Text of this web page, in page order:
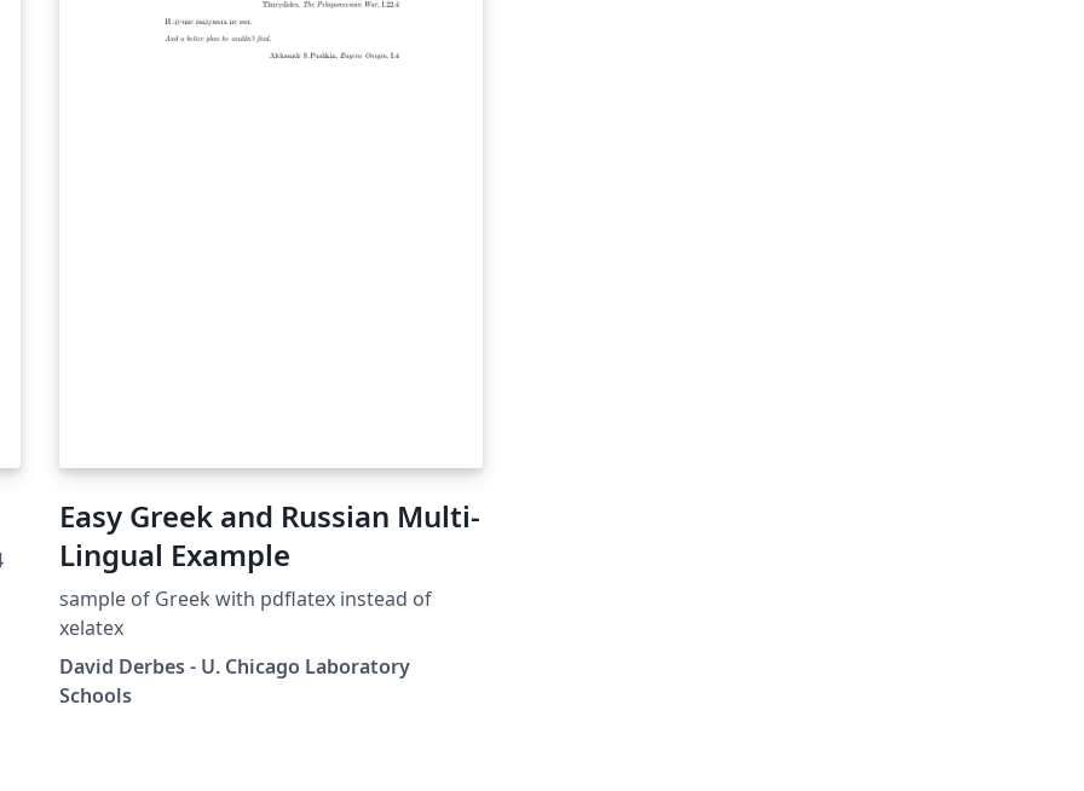
Easy Greek and Russian Multi-
Lingual Example
sample of Greek with pdflatex instead of
xelatex
David Derbes - U. Chicago Laboratory
Schools